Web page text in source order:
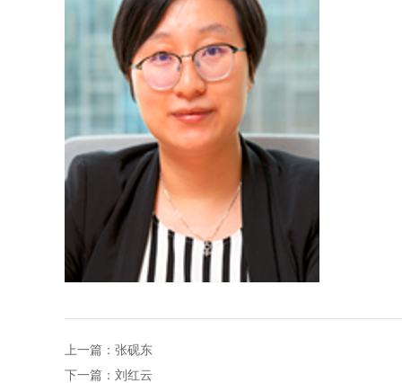
上一篇： 张砚东
下一篇： 刘红云